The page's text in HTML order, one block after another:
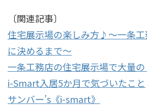
〔関連記事〕
住宅展示場の楽しみ方♪～一条工
に決めるまで～
一条工務店の住宅展示場で大量
i-Smart入居5か月で気づいたこと
サンバー’s《i-smart》